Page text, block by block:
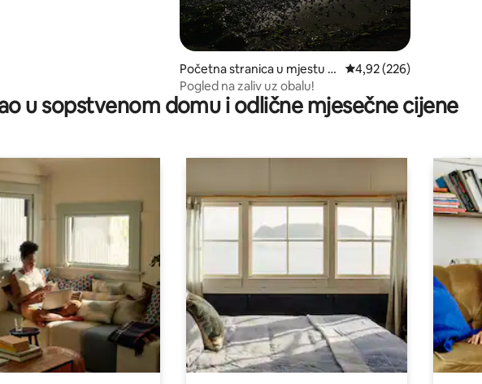
Početna stranica u mjestu T
okeland
prosječna ocjena 4,92
4,92 (226)
Pogled na zaliv uz obalu!
u sopstvenom domu i odlične mjesečne cijene